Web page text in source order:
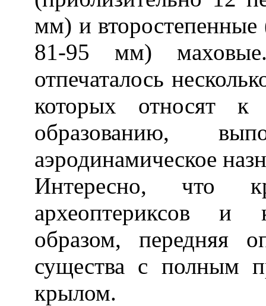
мм) и второстепенные
81-95 мм)
отпечаталось
которых относят
образованию,
аэродинамическое
Интересно, что
археоптериксов и
образом, передняя
существа с полным
крылом.